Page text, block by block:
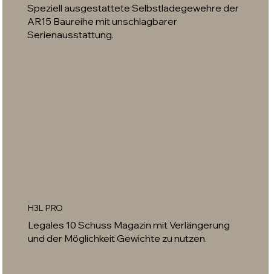
Speziell ausgestattete Selbstladegewehre der
AR15 Baureihe mit unschlagbarer
Serienausstattung.
H3L PRO
Legales 10 Schuss Magazin mit Verlängerung
und der Möglichkeit Gewichte zu nutzen.